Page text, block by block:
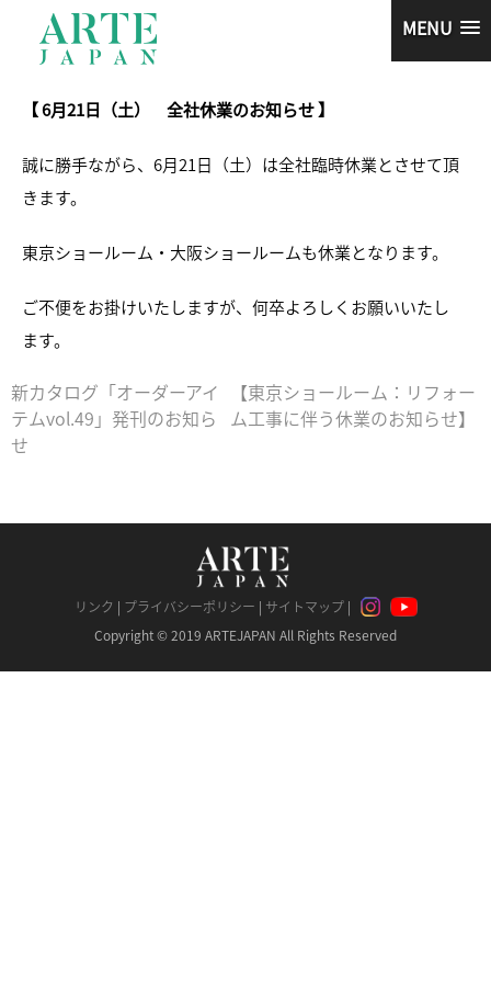
MENU
【 6月21日（土） 全社休業のお知らせ 】
誠に勝手ながら、6月21日（土）は全社臨時休業とさせて頂
きます。
東京ショールーム・大阪ショールームも休業となります。
ご不便をお掛けいたしますが、何卒よろしくお願いいたし
ます。
新カタログ「オーダーアイ
テムvol.49」発刊のお知ら
せ
【東京ショールーム：リフォー
ム工事に伴う休業のお知らせ】
リンク | プライバシーポリシー | サイトマップ|
Copyright © 2019 ARTEJAPAN All Rights Reserved